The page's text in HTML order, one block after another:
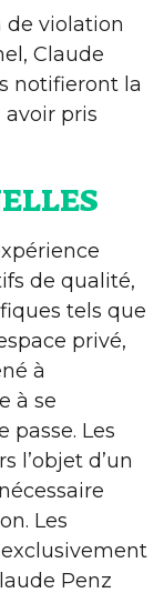
de violation
Claude
notifieront la
avoir pris
de qualité,
tels que
privé,
à
à se
Les
l’objet d’un
Les
Penz